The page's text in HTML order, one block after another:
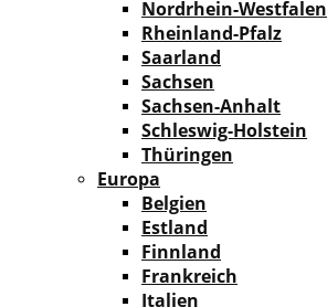
Nordrhein-Westfalen
Rheinland-Pfalz
Saarland
Sachsen
Sachsen-Anhalt
Schleswig-Holstein
Thüringen
Europa
Belgien
Estland
Finnland
Frankreich
Italien